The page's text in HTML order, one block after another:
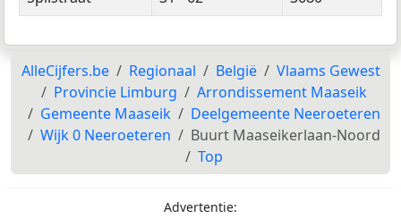
AlleCijfers.be Regionaal België
Vlaams Gewest
Provincie Limburg
Arrondissement Maaseik
Gemeente Maaseik
Deelgemeente Neeroeteren
Wijk 0 Neeroeteren
Buurt Maaseikerlaan-Noord
Top
Advertentie: